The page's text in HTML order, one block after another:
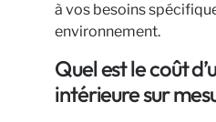
à vos besoins
environnement.
Quel est le coût
intérieure sur